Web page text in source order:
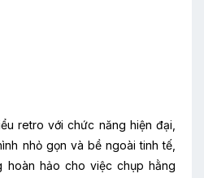
retro với chức năng hiện đại,
nhỏ gọn và bề ngoài tinh tế,
hoàn hảo cho việc chụp hằng